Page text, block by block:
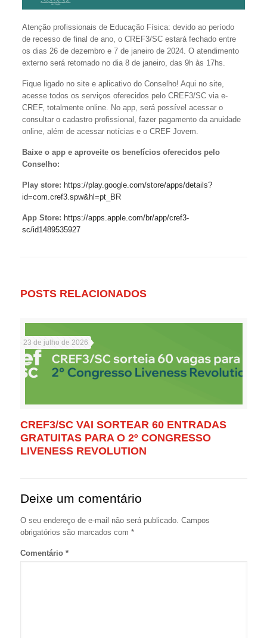
Atenção profissionais de Educação Física: devido ao período
de recesso de final de ano, o CREF3/SC estará fechado entre
os dias 26 de dezembro e 7 de janeiro de 2024. O atendimento
externo será retomado no dia 8 de janeiro, das 9h às 17hs.
Fique ligado no site e aplicativo do Conselho! Aqui no site,
acesse todos os serviços oferecidos pelo CREF3/SC via e-
CREF, totalmente online. No app, será possível acessar o
consultar o cadastro profissional, fazer pagamento da anuidade
online, além de acessar notícias e o CREF Jovem.
Baixe o app e aproveite os benefícios oferecidos pelo
Conselho:
Play store: https://play.google.com/store/apps/details?
id=com.cref3.spw&hl=pt_BR
App Store: https://apps.apple.com/br/app/cref3-
sc/id1489535927
POSTS RELACIONADOS
23 de julho de 2026
CREF3/SC VAI SORTEAR 60 ENTRADAS
GRATUITAS PARA O 2º CONGRESSO
LIVENESS REVOLUTION
Deixe um comentário
O seu endereço de e-mail não será publicado. Campos
obrigatórios são marcados com *
Comentário *